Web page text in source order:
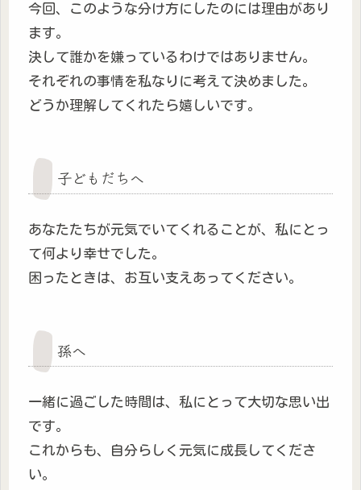
今回、このような分け方にしたのには理由があり
ます。
決して誰かを嫌っているわけではありません。
それぞれの事情を私なりに考えて決めました。
どうか理解してくれたら嬉しいです。
子どもだちへ
あなたたちが元気でいてくれることが、私にとっ
て何より幸せでした。
困ったときは、お互い支えあってください。
孫へ
一緒に過ごした時間は、私にとって大切な思い出
です。
これからも、自分らしく元気に成長してくださ
い。